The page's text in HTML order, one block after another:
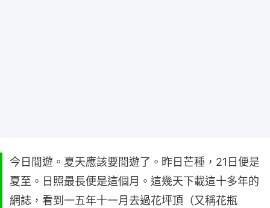
今日閒遊。夏天應該要閒遊了。昨日芒種，21日便是
夏至。日照最長便是這個月。這幾天下載這十多年的
網誌，看到一五年十一月去過花坪頂（又稱花瓶